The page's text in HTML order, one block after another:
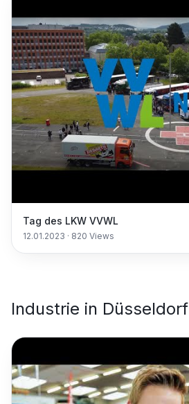
Tag des LKW VVWL
12.01.2023 · 820 Views
Industrie in Düsseldorf